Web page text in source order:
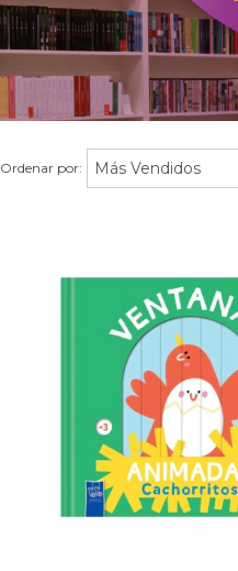
Ordenar por: